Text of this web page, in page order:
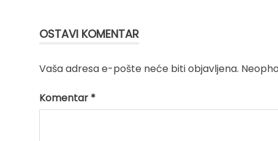
OSTAVI KOMENTAR
Vaša adresa e-pošte neće biti objavljena.
Komentar *